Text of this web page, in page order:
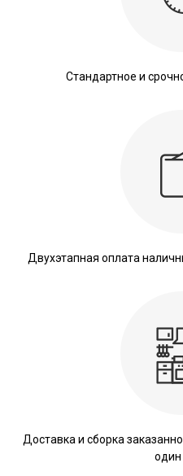
Стандартное и
Двухэтапная оплата
Доставка и сборка
один